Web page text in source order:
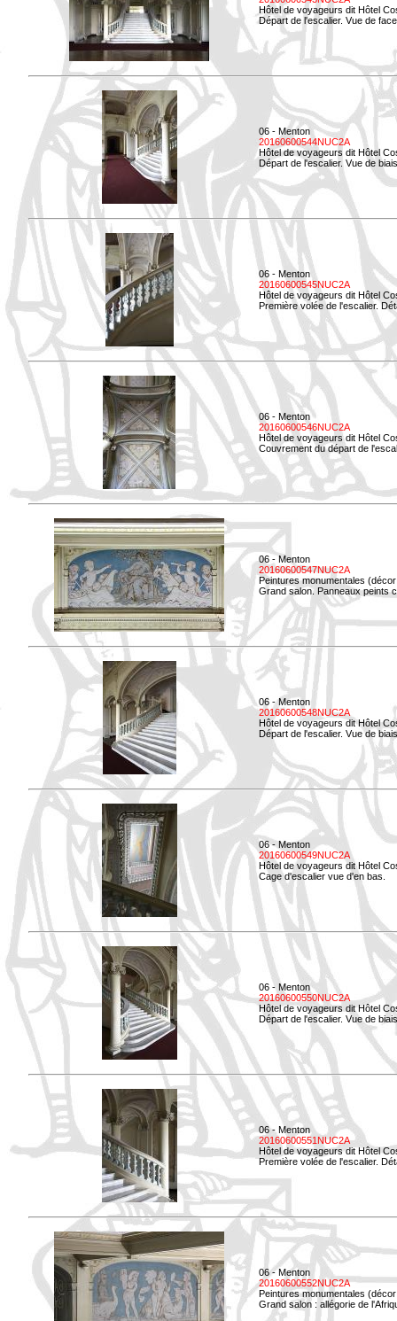
Hôtel de voyageurs dit Hôtel
Départ de l'escalier. Vue de
06 - Menton
20160600544NUC2A
Hôtel de voyageurs dit Hôtel
Départ de l'escalier. Vue de
06 - Menton
20160600545NUC2A
Hôtel de voyageurs dit Hôtel
Première volée de l'escalier.
06 - Menton
20160600546NUC2A
Hôtel de voyageurs dit Hôtel
Couvrement du départ de
06 - Menton
20160600547NUC2A
Peintures monumentales
Grand salon. Panneaux peints
06 - Menton
20160600548NUC2A
Hôtel de voyageurs dit Hôtel
Départ de l'escalier. Vue de
06 - Menton
20160600549NUC2A
Hôtel de voyageurs dit Hôtel
Cage d'escalier vue d'en bas.
06 - Menton
20160600550NUC2A
Hôtel de voyageurs dit Hôtel
Départ de l'escalier. Vue de
06 - Menton
20160600551NUC2A
Hôtel de voyageurs dit Hôtel
Première volée de l'escalier.
06 - Menton
20160600552NUC2A
Peintures monumentales
Grand salon : allégorie de